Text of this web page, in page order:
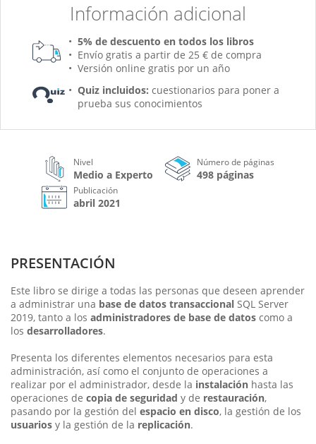
Información adicional
5% de descuento en todos los libros
Envío gratis a partir de 25 € de compra
Versión online gratis por un año
Quiz incluidos: cuestionarios para poner a
prueba sus conocimientos
Nivel
Medio a Experto
Número de páginas
498 páginas
Publicación
abril 2021
PRESENTACIÓN
Este libro se dirige a todas las personas que deseen aprender
a administrar una base de datos transaccional SQL Server
2019, tanto a los administradores de base de datos como a
los desarrolladores.
Presenta los diferentes elementos necesarios para esta
administración, así como el conjunto de operaciones a
realizar por el administrador, desde la instalación hasta las
operaciones de copia de seguridad y de restauración,
pasando por la gestión del espacio en disco, la gestión de los
usuarios y la gestión de la replicación.